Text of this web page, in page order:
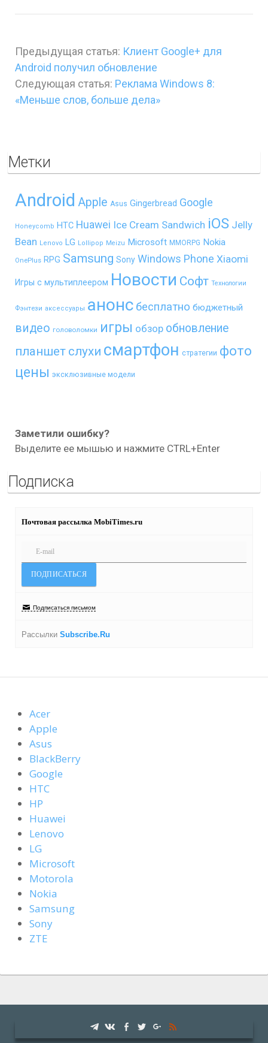
Предыдущая статья: Клиент Google+ для
Android получил обновление
Следующая статья: Реклама Windows 8:
«Меньше слов, больше дела»
Метки
Android Apple Asus Gingerbread Google
Honeycomb HTC Huawei Ice Cream Sandwich iOS Jelly
Bean Lenovo LG Lollipop Meizu Microsoft MMORPG Nokia
OnePlus RPG Samsung Sony Windows Phone Xiaomi
Игры с мультиплеером Новости Софт Технологии
Фэнтези аксессуары анонс бесплатно бюджетный
видео головоломки игры обзор обновление
планшет слухи смартфон стратегии фото
цены эксклюзивные модели
Заметили ошибку?
Выделите ее мышью и нажмите CTRL+Enter
Подписка
Почтовая рассылка MobiTimes.ru
Подписаться письмом
Рассылки Subscribe.Ru
Acer
Apple
Asus
BlackBerry
Google
HTC
HP
Huawei
Lenovo
LG
Microsoft
Motorola
Nokia
Samsung
Sony
ZTE